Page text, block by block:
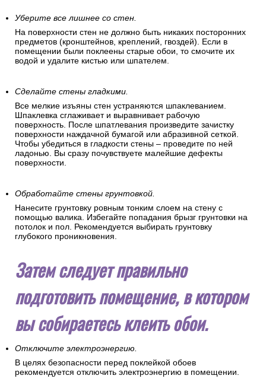
Уберите все лишнее со стен.
На поверхности стен не должно быть никаких посторонних
предметов (кронштейнов, креплений, гвоздей). Если в
помещении были поклеены старые обои, то смочите их
водой и удалите кистью или шпателем.
Сделайте стены гладкими.
Все мелкие изъяны стен устраняются шпаклеванием.
Шпаклевка сглаживает и выравнивает рабочую
поверхность. После шпатлевания произведите зачистку
поверхности наждачной бумагой или абразивной сеткой.
Чтобы убедиться в гладкости стены – проведите по ней
ладонью. Вы сразу почувствуете малейшие дефекты
поверхности.
Обработайте стены грунтовкой.
Нанесите грунтовку ровным тонким слоем на стену с
помощью валика. Избегайте попадания брызг грунтовки на
потолок и пол. Рекомендуется выбирать грунтовку
глубокого проникновения.
Затем следует правильно
подготовить помещение, в котором
вы собираетесь клеить обои.
Отключите электроэнергию.
В целях безопасности перед поклейкой обоев
рекомендуется отключить электроэнергию в помещении.